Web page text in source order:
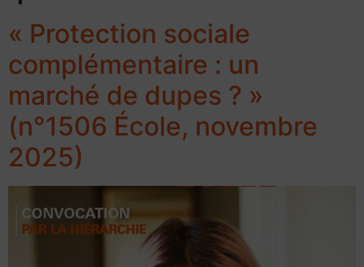
« Protection sociale
complémentaire : un
marché de dupes ? »
(n°1506 École, novembre
2025)